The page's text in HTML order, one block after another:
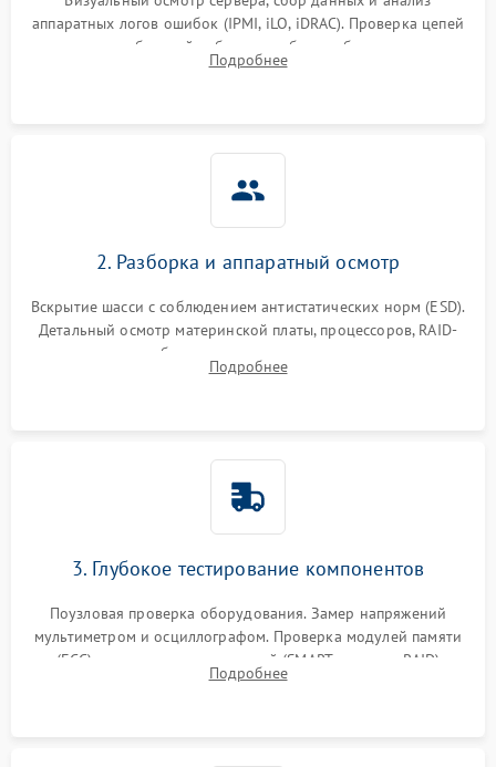
аппаратных логов ошибок (IPMI, iLO, iDRAC). Проверка цепей
питания и базовой работоспособности без вскрытия
корпуса для быстрой локализации сбоя.
Подробнее
2. Разборка и аппаратный осмотр
Вскрытие шасси с соблюдением антистатических норм (ESD).
Детальный осмотр материнской платы, процессоров, RAID-
контроллеров и блоков питания на наличие термических
повреждений, прогаров или окислений.
Подробнее
3. Глубокое тестирование компонентов
Поузловая проверка оборудования. Замер напряжений
мультиметром и осциллографом. Проверка модулей памяти
(ECC) и состояния накопителей (SMART, массивы RAID)
специализированными диагностическими утилитами.
Подробнее